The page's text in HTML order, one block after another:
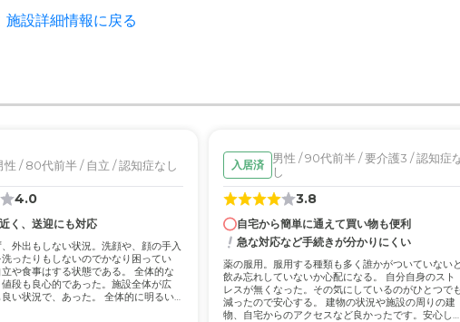
た軽重な介護・医療サービスが受けることができた。
はクリニックや個人医院やデイサービス、スーパーマーケットもあった
施設詳細情報に戻る
性 / 80代前半 / 自立 / 認知症なし
4.0
く、送迎にも対応
外出もしない状況。洗顔や、顔の手入
ったりもしないのでかなり困ってい
や食事はする状態である。 全体的な
段も良心的であった。施設全体が広
良い状況で、あった。 全体的に明るい
入居済 男性 / 90代前半 / 要介護3 / 認知症
し
3.8
自宅から簡単に通えて買い物も便利
急な対応など手続きが分かりにくい
薬の服用。服用する種類も多く誰かがついていないと
飲み忘れしていないか心配になる。 自分自身のスト
レスが無くなった。その気にしているのがひとつで
減ったので安心する。 建物の状況や施設の周りの建
物、自宅からのアクセスなど良かったです。安心しま